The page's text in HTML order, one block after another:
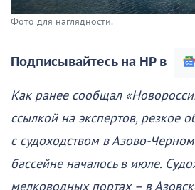
Фото для наглядности.
Подписывайтесь на НР в
Как ранее сообщал
ссылкой на экспертов, резкое
с судоходством в Азово-
бассейне началось в июле.
мелководных портах – в